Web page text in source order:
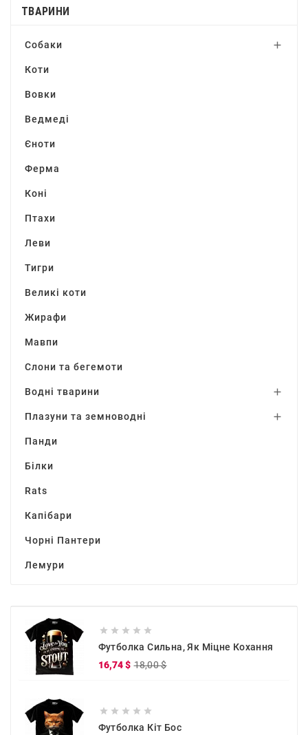
ТВАРИНИ
Собаки 
Коти
Вовки
Ведмеді
Єноти
Ферма
Коні
Птахи
Леви
Тигри
Великі коти
Жирафи
Мавпи
Слони та бегемоти
Водні тварини 
Плазуни та земноводні 
Панди
Білки
Rats
Капібари
Чорні Пантери
Лемури
    
Футболка Сильна, Як Міцне Кохання
16,74 $ 18,00 $
    
Футболка Кіт Бос